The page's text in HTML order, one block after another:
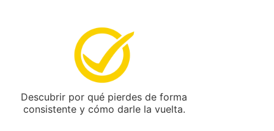
Descubrir por qué pierdes de forma
consistente y cómo darle la vuelta.